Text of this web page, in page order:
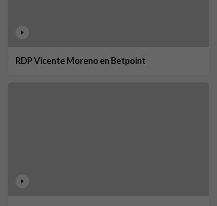
RDP Vicente Moreno en Betpoint